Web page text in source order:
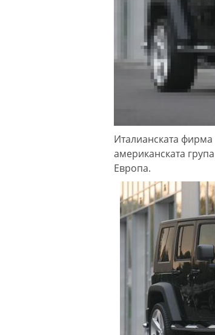
Италианската
американската
Европа.